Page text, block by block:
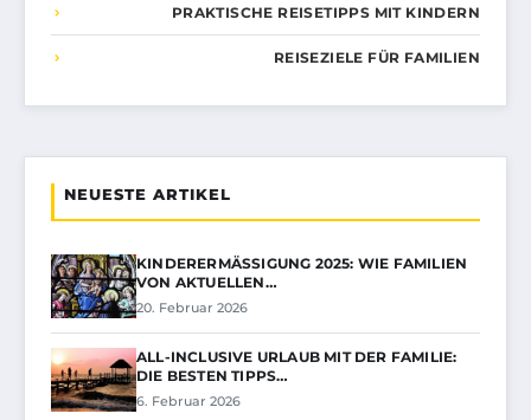
PRAKTISCHE REISETIPPS MIT KINDERN
REISEZIELE FÜR FAMILIEN
NEUESTE ARTIKEL
KINDERERMÄSSIGUNG 2025: WIE FAMILIEN V
ON AKTUELLEN…
20. Februar 2026
ALL-INCLUSIVE URLAUB MIT DER FAMILIE:
DIE BESTEN TIPPS…
6. Februar 2026